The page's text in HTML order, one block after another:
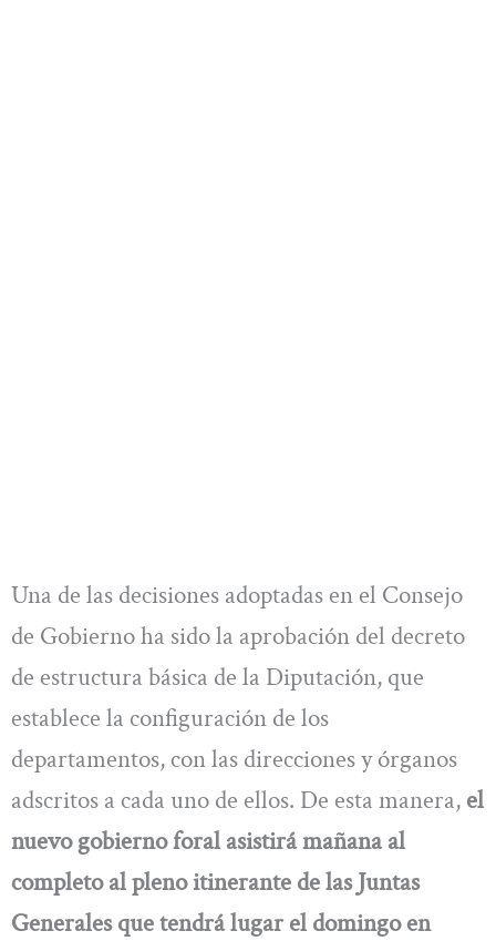
Una de las decisiones adoptadas en el Consejo
de Gobierno ha sido la aprobación del decreto
de estructura básica de la Diputación, que
establece la configuración de los
departamentos, con las direcciones y órganos
adscritos a cada uno de ellos. De esta manera, el
nuevo gobierno foral asistirá mañana al
completo al pleno itinerante de las Juntas
Generales que tendrá lugar el domingo en